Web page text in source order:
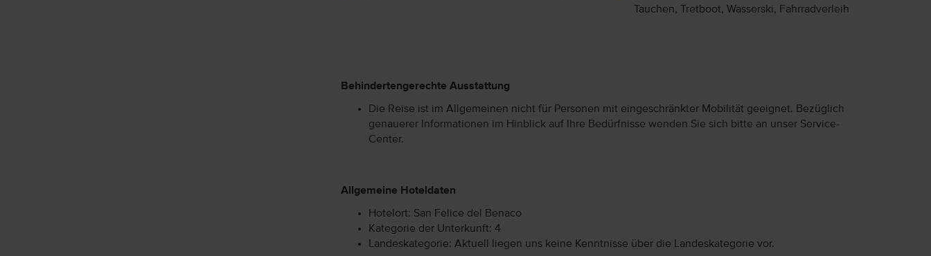
Tauchen, Tretboot, Wasserski, Fahrradverleih
Behindertengerechte Ausstattung
Die Reise ist im Allgemeinen nicht für Personen mit eingeschränkter Mobilität geeignet. Bezüglich
genauerer Informationen im Hinblick auf Ihre Bedürfnisse wenden Sie sich bitte an unser Service-
Center.
Allgemeine Hoteldaten
Hotelort: San Felice del Benaco
Kategorie der Unterkunft: 4
Landeskategorie: Aktuell liegen uns keine Kenntnisse über die Landeskategorie vor.